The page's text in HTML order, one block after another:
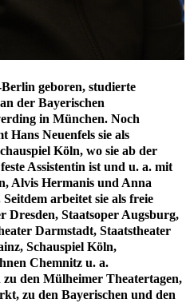
geboren, studierte
der Bayerischen
in München. Noch
Hans Neuenfels sie als
Köln, wo sie ab der
Assistentin ist und u. a. mit
Alvis Hermanis und Anna
arbeitet sie als freie
Dresden, Staatsoper Augsburg,
Darmstadt, Staatstheater
Schauspiel Köln,
Chemnitz u. a.
den Mülheimer Theatertagen,
zu den Bayerischen und den